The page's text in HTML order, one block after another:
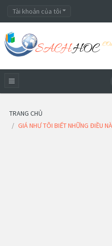
Tài khoản của tôi
TRANG CHỦ
GIÁ NHƯ TÔI BIẾT NHỮNG ĐIỀU